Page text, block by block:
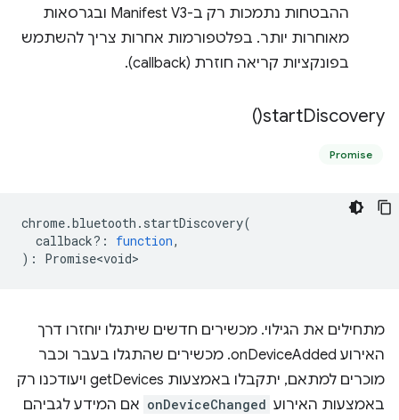
ההבטחות נתמכות רק ב-Manifest V3 ובגרסאות
מאוחרות יותר. בפלטפורמות אחרות צריך להשתמש
בפונקציות קריאה חוזרת (callback).
startDiscovery(
)
Promise
chrome.bluetooth . startDiscovery(
callback? : function,
) : Promise<void>
מתחילים את הגילוי. מכשירים חדשים שיתגלו יוחזרו דרך
האירוע onDeviceAdded. מכשירים שהתגלו בעבר וכבר
מוכרים למתאם, יתקבלו באמצעות getDevices ויעודכנו רק
באמצעות האירוע onDeviceChanged אם המידע לגביהם